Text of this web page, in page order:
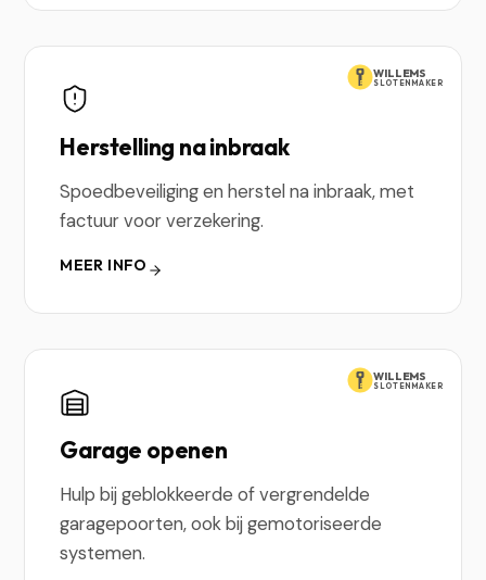
WILLEMS
SLOTENMAKER
Herstelling na inbraak
Spoedbeveiliging en herstel na inbraak, met
factuur voor verzekering.
MEER INFO
WILLEMS
SLOTENMAKER
Garage openen
Hulp bij geblokkeerde of vergrendelde
garagepoorten, ook bij gemotoriseerde
systemen.